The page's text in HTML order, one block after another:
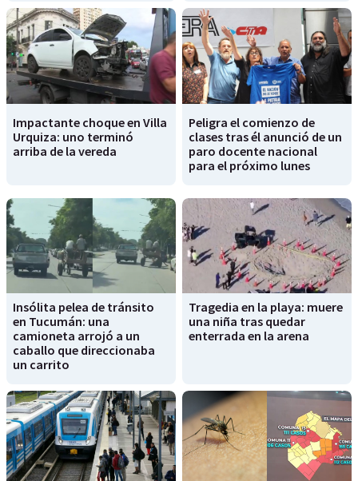
Impactante choque en Villa
Urquiza: uno terminó
arriba de la vereda
Peligra el comienzo de
clases tras él anunció de un
paro docente nacional
para el próximo lunes
Insólita pelea de tránsito
en Tucumán: una
camioneta arrojó a un
caballo que direccionaba
un carrito
Tragedia en la playa: muere
una niña tras quedar
enterrada en la arena